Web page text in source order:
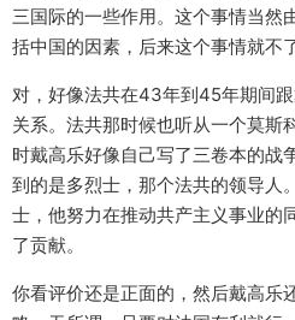
三国际的一些作用。这个事情当然
括中国的因素，后来这个事情就不
对，好像法共在43年到45年期间
关系。法共那时候也听从一个莫斯
时戴高乐好像自己写了三卷本的战
到的是多烈士，那个法共的领导人
士，他努力在推动共产主义事业的
了贡献。
你看评价还是正面的，然后戴高乐